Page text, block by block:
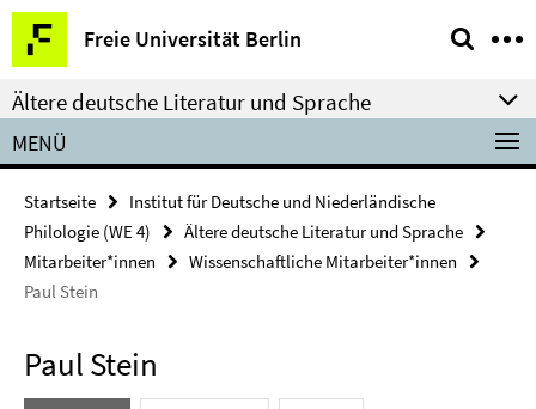
Springe
direkt
zu
Inhalt
Freie Universität Berlin
Service-
Navigation
Ältere deutsche Literatur und Sprache
MENÜ
Startseite
Institut für Deutsche und Niederländische
Philologie (WE 4)
Ältere deutsche Literatur und Sprache
Mitarbeiter*innen
Wissenschaftliche Mitarbeiter*innen
Paul Stein
Paul Stein